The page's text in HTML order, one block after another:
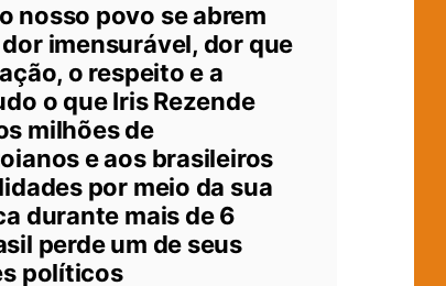
nosso povo se abrem
imensurável, dor que
o respeito e a
o que Iris Rezende
milhões de
e aos brasileiros
por meio da sua
durante mais de 6
perde um de seus
políticos